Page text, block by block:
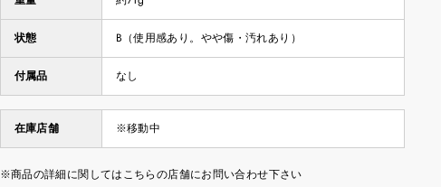
状態 B（使用感あり。やや傷・汚れあり）
付属品 なし
在庫店舗 ※移動中
※商品の詳細に関してはこちらの店舗にお問い合わせ下さい